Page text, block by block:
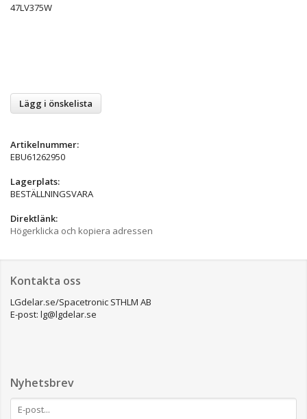
47LV375W
Lägg i önskelista
Artikelnummer:
EBU61262950
Lagerplats:
BESTÄLLNINGSVARA
Direktlänk:
Högerklicka och kopiera adressen
Kontakta oss
LGdelar.se/Spacetronic STHLM AB
E-post: lg@lgdelar.se
Nyhetsbrev